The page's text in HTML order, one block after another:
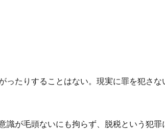
たりすることはない。現実に罪を犯さな
が毛頭ないにも拘らず、脱税という犯罪